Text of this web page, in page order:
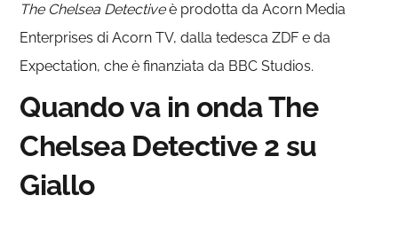
The Chelsea Detectiveè prodotta da Acorn Media
Enterprises di Acorn TV, dalla tedesca ZDF e da
Expectation, che è finanziata da BBC Studios.
Quando va in onda The
Chelsea Detective 2 su
Giallo